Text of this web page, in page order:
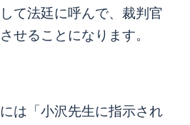
て法廷に呼んで、裁判官
せることになります。
は「小沢先生に指示され